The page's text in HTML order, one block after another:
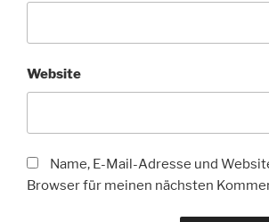
Website
Name, E-Mail-Adresse und
Browser für meinen nächsten